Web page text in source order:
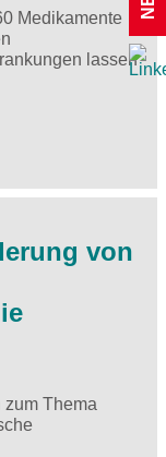
Medikamente
lassen
von
Thema